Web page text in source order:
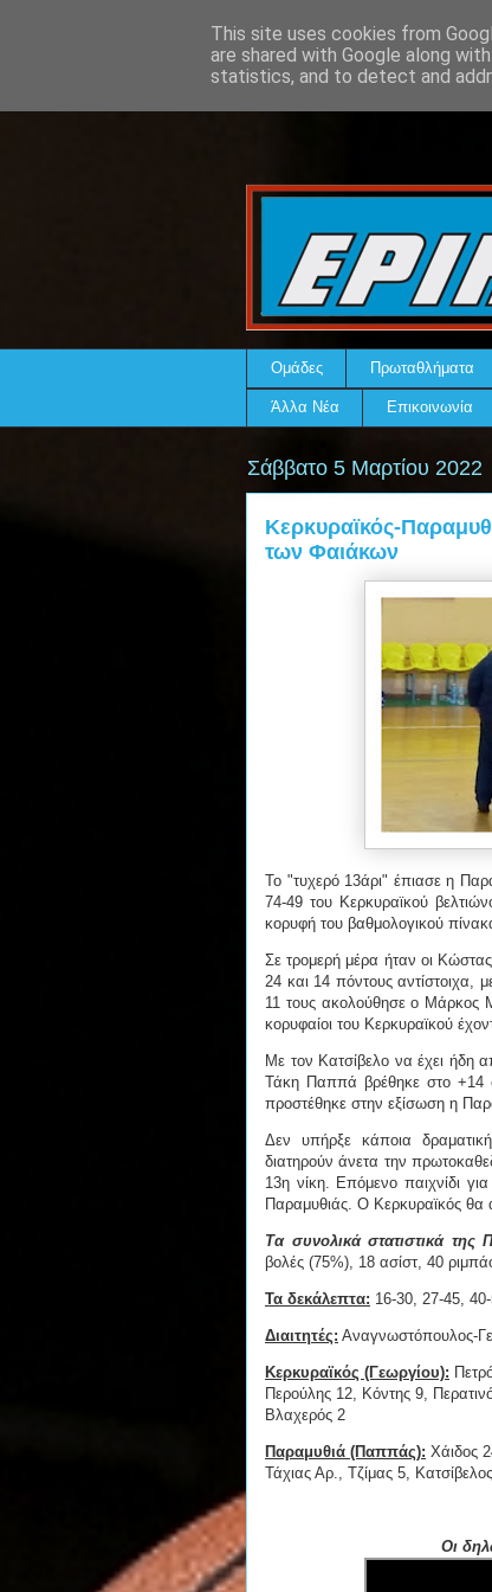
Ομάδες Πρωταθλήματα
Άλλα Νέα Επικοινωνία
Σάββατο 5 Μαρτίου 2022
Κερκυραϊκός-
των Φαιάκων
Το "τυχερό 13άρι" έπιασε η
74-49 του Κερκυραϊκού
κορυφή του βαθμολογικού
Σε τρομερή μέρα ήταν οι
24 και 14 πόντους αντίστοιχα,
11 τους ακολούθησε ο Μάρκος
κορυφαίοι του Κερκυραϊκού
Με τον Κατσίβελο να έχει ήδη
Τάκη Παππά βρέθηκε στο +14
προστέθηκε στην εξίσωση η
Δεν υπήρξε κάποια
διατηρούν άνετα την
13η νίκη. Επόμενο παιχνίδι
Παραμυθιάς. Ο Κερκυραϊκός θα
Τα συνολικά στατιστικά της
βολές (75%), 18 ασίστ, 40
Τα δεκάλεπτα: 16-30, 27-45,
Διαιτητές: Αναγνωστόπουλος-
Κερκυραϊκός (Γεωργίου):
Περούλης 12, Κόντης 9,
Βλαχερός 2
Παραμυθιά (Παππάς): Χάιδος
Τάχιας Αρ., Τζίμας 5,
Οι
This site uses cookies from
are shared with Google along
statistics, and to detect and